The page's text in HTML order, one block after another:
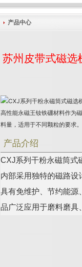
产品中心
苏州皮带式磁选
产品介绍
CXJ系列干粉永磁筒式
内部采用独特的磁路
具有免维护、节约能源
品广泛应用于磨料磨具